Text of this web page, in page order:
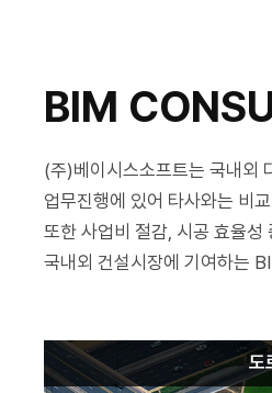
BIM
(주)베이시스소프트는 국내외
업무진행에 있어 타사와는 비
또한 사업비 절감, 시공 효율성
국내외 건설시장에 기여하는
도